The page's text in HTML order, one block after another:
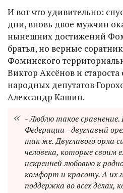
И вот что удивительно:
дни, вновь двое мужчин
нынешних достижений
братья, но верные
Фоминского
Виктор Аксёнов и староста
народных депутатов
Александр Кашин.
- Люблю такое сравнение.
Федерации ‑ двуглавый
так же. Двуглавого орла
человека, которые своим
искренней любовью к
комфорт и красоту. А их
поддержка во всех делах,